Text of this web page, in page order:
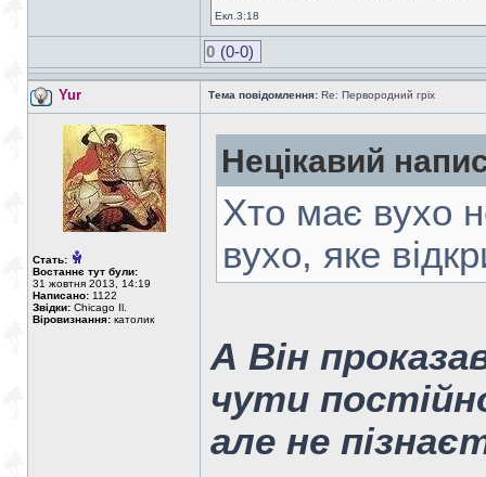
Екл.3:18
0 (0-0)
Yur Тема повідомлення: Re: Первородний гріх
Стать:
Востаннє тут були:
31 жовтня 2013, 14:19
Написано: 1122
Звідки: Chicago Il.
Віровизнання: католик
Нецікавий
Хто має вухо
вухо, яке
А Він
чути
але не